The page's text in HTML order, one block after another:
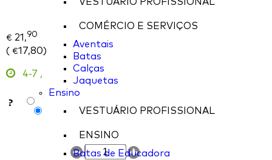
COMÉRCIO E SERVIÇOS
Aventais
Batas
Calças
Jaquetas
Ensino
VESTUÁRIO PROFISSIONAL
ENSINO
Batas de Educadora
€ 21,90
( €17,80)
4-7 ,
?